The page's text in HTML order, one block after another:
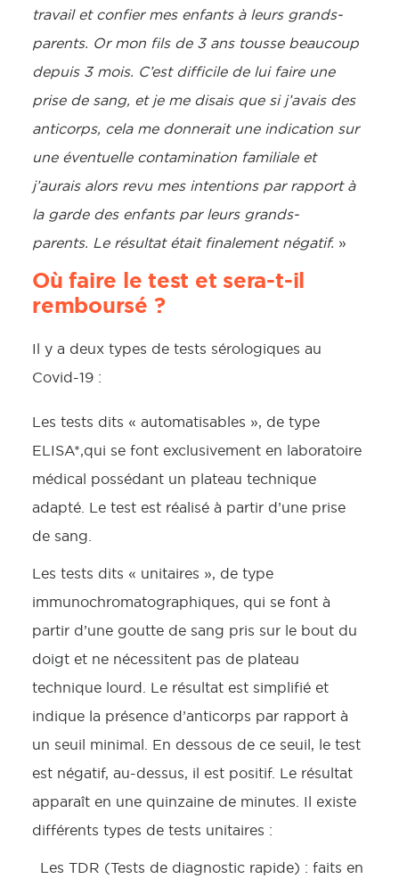
travail et confier mes enfants à leurs grands-
parents. Or mon fils de 3 ans tousse beaucoup
depuis 3 mois. C’est difficile de lui faire une
prise de sang, et je me disais que si j’avais des
anticorps, cela me donnerait une indication sur
une éventuelle contamination familiale et
j’aurais alors revu mes intentions par rapport à
la garde des enfants par leurs grands-
parents. Le résultat était finalement négatif. »
Où faire le test et sera-t-il
remboursé ?
Il y a deux types de tests sérologiques au
Covid-19 :
Les tests dits « automatisables », de type
ELISA*,qui se font exclusivement en laboratoire
médical possédant un plateau technique
adapté. Le test est réalisé à partir d’une prise
de sang.
Les tests dits « unitaires », de type
immunochromatographiques, qui se font à
partir d’une goutte de sang pris sur le bout du
doigt et ne nécessitent pas de plateau
technique lourd. Le résultat est simplifié et
indique la présence d’anticorps par rapport à
un seuil minimal. En dessous de ce seuil, le test
est négatif, au-dessus, il est positif. Le résultat
apparaît en une quinzaine de minutes. Il existe
différents types de tests unitaires :
Les TDR (Tests de diagnostic rapide) : faits en